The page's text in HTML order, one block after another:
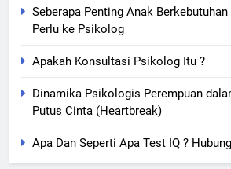
Seberapa Penting Anak
Perlu ke Psikolog
Apakah Konsultasi Psikolog Itu ?
Dinamika Psikologis Perempuan
Putus Cinta (Heartbreak)
Apa Dan Seperti Apa Test IQ ?